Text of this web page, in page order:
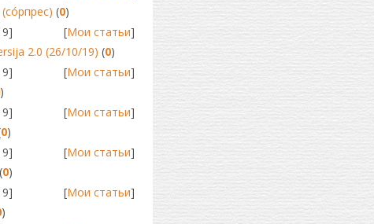
(сóрпрес) (0)
[Мои статьи]
2.0 (26/10/19) (0)
[Мои статьи]
)
[Мои статьи]
0)
[Мои статьи]
(0)
[Мои статьи]
)